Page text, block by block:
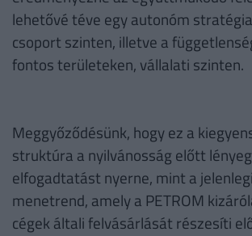
lehetővé téve egy autonóm
csoport szinten, illetve a
fontos területeken, vállalati szinten.
Meggyőződésünk, hogy ez a
struktúra a nyilvánosság előtt
elfogadtatást nyerne, mint a
menetrend, amely a PETROM
cégek általi felvásárlását részesíti